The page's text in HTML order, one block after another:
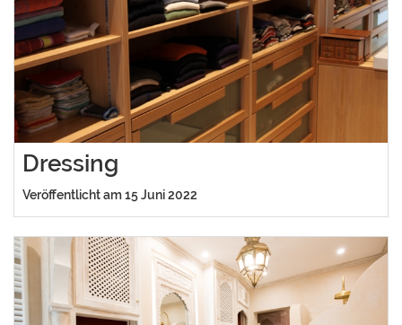
Dressing
Veröffentlicht am 15 Juni 2022